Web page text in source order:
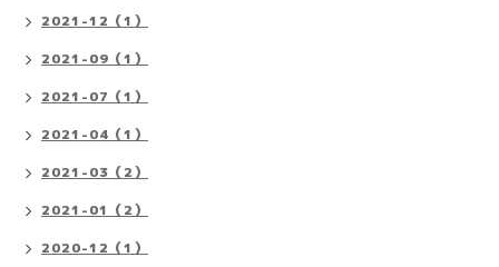
2021-12（1）
2021-09（1）
2021-07（1）
2021-04（1）
2021-03（2）
2021-01（2）
2020-12（1）